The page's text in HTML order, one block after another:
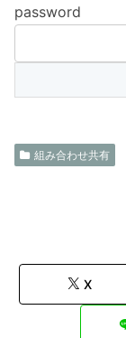
password
組み合わせ共有
X